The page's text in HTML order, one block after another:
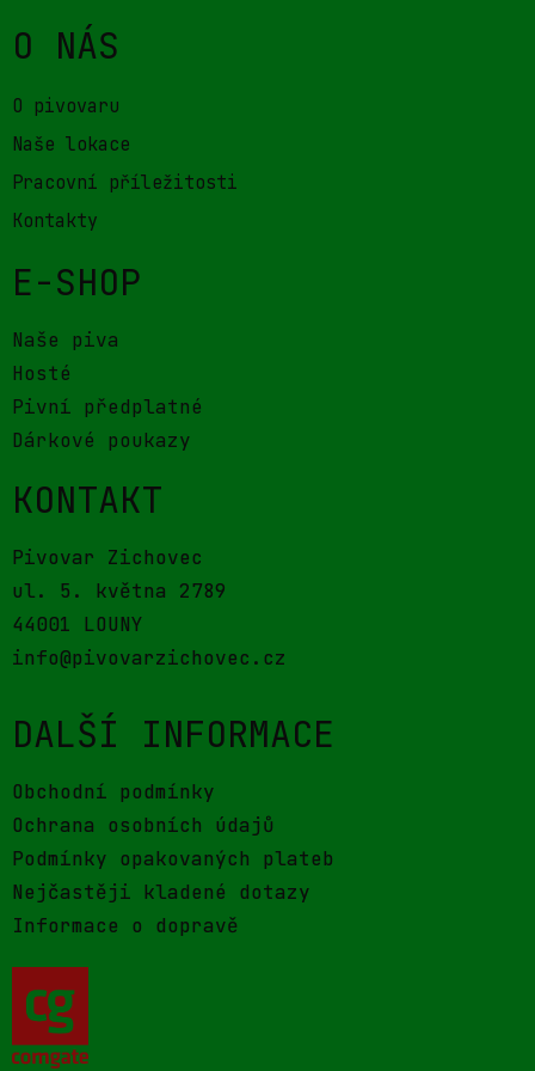
O NÁS
O pivovaru
Naše lokace
Pracovní příležitosti
Kontakty
E-SHOP
Naše piva
Hosté
Pivní předplatné
Dárkové poukazy
KONTAKT
Pivovar Zichovec
ul. 5. května 2789
44001 LOUNY
info@pivovarzichovec.cz
DALŠÍ INFORMACE
Obchodní podmínky
Ochrana osobních údajů
Podmínky opakovaných plateb
Nejčastěji kladené dotazy
Informace o dopravě